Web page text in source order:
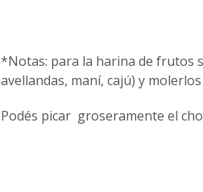
*Notas: para la harina de frutos
avellandas, maní, cajú) y
Podés picar groseramente el